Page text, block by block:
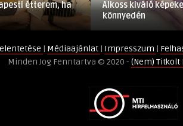
étterem, ha
könnyedén
bejegyzéshez
Alkoss kiváló
könnyedén
| Médiaajánlat | Impresszum |
Minden Jog Fenntartva © 2020 - (Nem) Titkolt